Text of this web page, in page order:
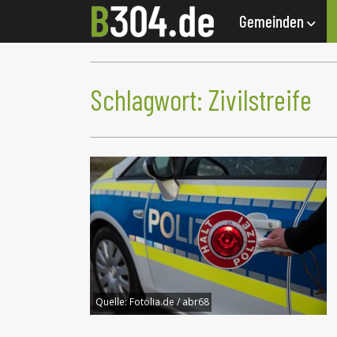
Gemeinden
Schlagwort: Zivilstreife
Quelle:Fotolia.de / abr68